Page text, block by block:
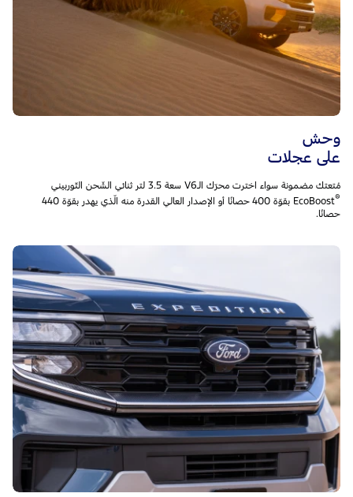
وحش
على عجلات
مُتعتك مضمونة سواء اخترت محرّك الـV6 سعة 3.5 لتر ثنائي الشّحن التّوربيني
®
EcoBoost بقوّة 400 حصانًا أو الإصدار العالي القدرة منه الّذي يهدر بقوّة 440
حصانًا.